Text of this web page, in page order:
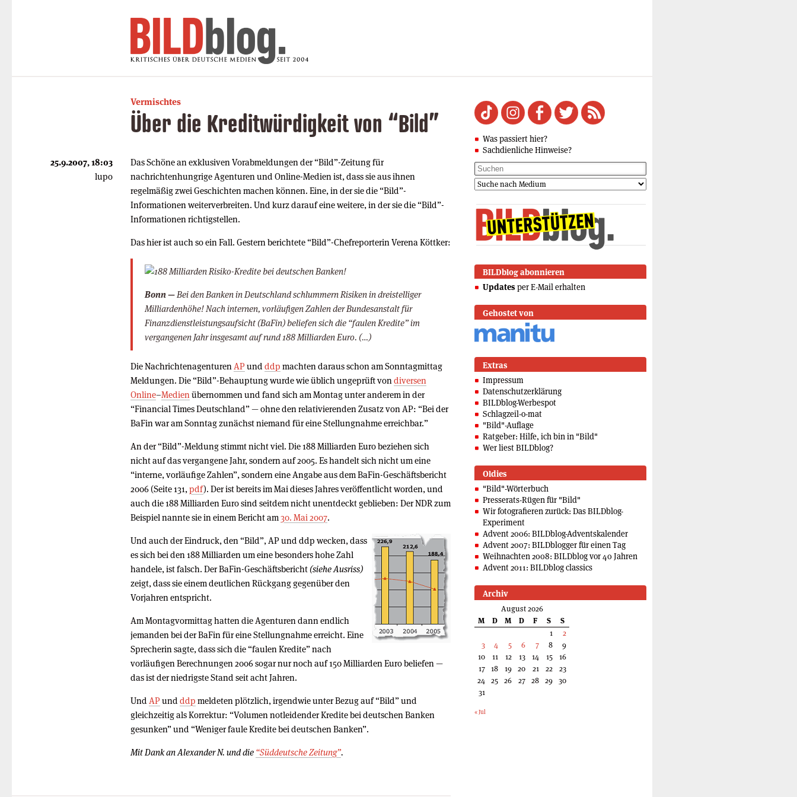
Vermischtes
Über die Kreditwürdigkeit von “Bild”
Das Schöne an exklusiven Vorabmeldungen der “Bild”-Zeitung für
nachrichtenhungrige Agenturen und Online-Medien ist, dass sie aus ihnen
regelmäßig zwei Geschichten machen können. Eine, in der sie die “Bild”-
Informationen weiterverbreiten. Und kurz darauf eine weitere, in der sie die “Bild”-
Informationen richtigstellen.
Das hier ist auch so ein Fall. Gestern berichtete “Bild”-Chefreporterin Verena Köttker:
Bonn — Bei den Banken in Deutschland schlummern Risiken in dreistelliger
Milliardenhöhe! Nach internen, vorläufigen Zahlen der Bundesanstalt für
Finanzdienstleistungsaufsicht (BaFin) beliefen sich die “faulen Kredite” im
vergangenen Jahr insgesamt auf rund 188 Milliarden Euro. (…)
Die Nachrichtenagenturen APund ddp machten daraus schon am Sonntagmittag
Meldungen. Die “Bild”-Behauptung wurde wie üblich ungeprüft von diversen
Online–Medien übernommen und fand sich am Montag unter anderem in der
“Financial Times Deutschland” — ohne den relativierenden Zusatz von AP: “Bei der
BaFin war am Sonntag zunächst niemand für eine Stellungnahme erreichbar.”
An der “Bild”-Meldung stimmt nicht viel. Die 188 Milliarden Euro beziehen sich
nicht auf das vergangene Jahr, sondern auf 2005. Es handelt sich nicht um eine
“interne, vorläufige Zahlen”, sondern eine Angabe aus dem BaFin-Geschäftsbericht
2006 (Seite 131, pdf). Der ist bereits im Mai dieses Jahres veröffentlicht worden, und
auch die 188 Milliarden Euro sind seitdem nicht unentdeckt geblieben: Der NDR zum
Beispiel nannte sie in einem Bericht am30. Mai 2007.
Und auch der Eindruck, den “Bild”, AP und ddp wecken, dass
es sich bei den 188 Milliarden um eine besonders hohe Zahl
handele, ist falsch. Der BaFin-Geschäftsbericht (siehe Ausriss)
zeigt, dass sie einem deutlichen Rückgang gegenüber den
Vorjahren entspricht.
Am Montagvormittag hatten die Agenturen dann endlich
jemanden bei der BaFin für eine Stellungnahme erreicht. Eine
Sprecherin sagte, dass sich die “faulen Kredite” nach
vorläufigen Berechnungen 2006 sogar nur noch auf 150 Milliarden Euro beliefen —
das ist der niedrigste Stand seit acht Jahren.
Und APund ddp meldeten plötzlich, irgendwie unter Bezug auf “Bild” und
gleichzeitig als Korrektur: “Volumen notleidender Kredite bei deutschen Banken
gesunken” und “Weniger faule Kredite bei deutschen Banken”.
Mit Dank an Alexander N. und die “Süddeutsche Zeitung”.
25.9.2007, 18:03
lupo
Was passiert hier?
Sachdienliche Hinweise?
BILDblog abonnieren
Updates per E-Mail erhalten
Gehostet von
Extras
Impressum
Datenschutzerklärung
BILDblog-Werbespot
Schlagzeil-o-mat
"Bild"-Auflage
Ratgeber: Hilfe, ich bin in "Bild"
Wer liest BILDblog?
Oldies
"Bild"-Wörterbuch
Presserats-Rügen für "Bild"
Wir fotografieren zurück: Das BILDblog-
Experiment
Advent 2006: BILDblog-Adventskalender
Advent 2007: BILDblogger für einen Tag
Weihnachten 2008: BILDblog vor 40 Jahren
Advent 2011: BILDblog classics
Archiv
August 2026
M
D M D F S
S
1
2
3
4 5 6 7 8
9
10
11 12 13 14 15
16
17 18 19 20 21 22
23
24 25 26 27 28 29 30
31
« Jul